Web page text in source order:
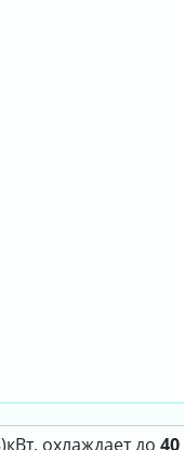
охлаждает до